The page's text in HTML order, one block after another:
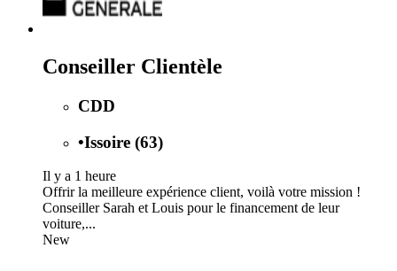
Conseiller Clientèle
CDD
•Issoire (63)
Il y a 1 heure
Offrir la meilleure expérience client, voilà votre mission !
Conseiller Sarah et Louis pour le financement de leur
voiture,...
New